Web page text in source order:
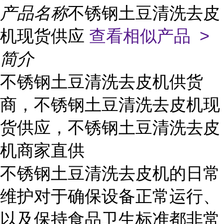
产品名称不锈钢土豆清洗去皮
机现货供应 查看相似产品 >
简介
不锈钢土豆清洗去皮机供货
商，不锈钢土豆清洗去皮机现
货供应，不锈钢土豆清洗去皮
机商家直供
不锈钢土豆清洗去皮机的日常
维护对于确保设备正常运行、
以及保持食品卫生标准都非常